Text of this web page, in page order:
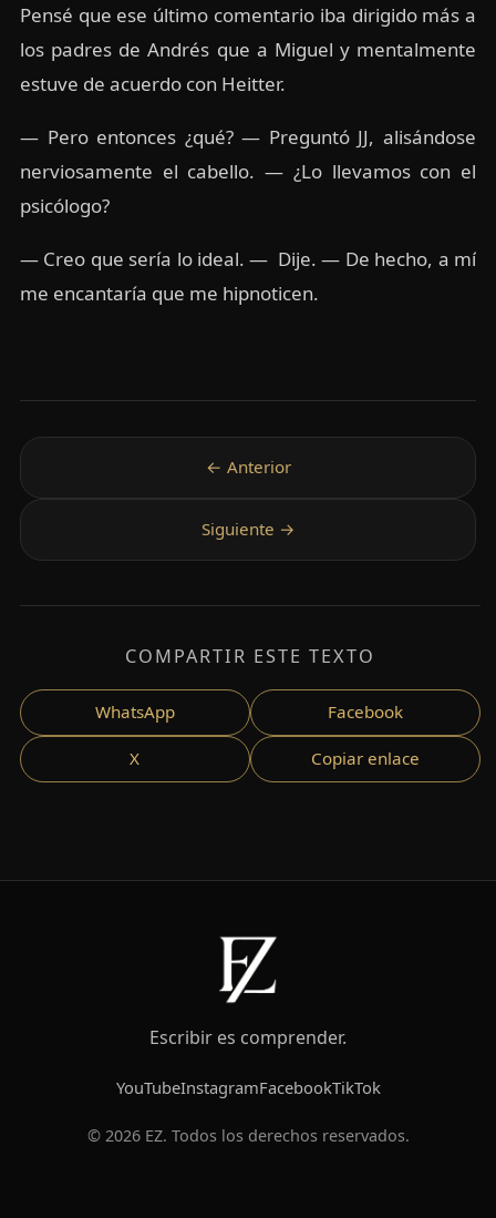
Pensé que ese último comentario iba dirigido más a
los padres de Andrés que a Miguel y mentalmente
estuve de acuerdo con Heitter.
— Pero entonces ¿qué? — Preguntó JJ, alisándose
nerviosamente el cabello. — ¿Lo llevamos con el
psicólogo?
— Creo que sería lo ideal. — Dije. — De hecho, a mí
me encantaría que me hipnoticen.
COMPARTIR ESTE TEXTO
WhatsApp Facebook
X Copiar enlace
Escribir es comprender.
YouTubeInstagramFacebookTikTok
© 2026 EZ. Todos los derechos reservados.